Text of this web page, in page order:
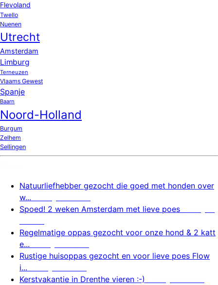
Flevoland
Twello
Nuenen
Utrecht
Amsterdam
Limburg
Terneuzen
Vlaams Gewest
Spanje
Baarn
Noord-Holland
Burgum
Zelhem
Sellingen
Natuurliefhebber gezocht die goed met honden over
w...
Spoed! 2 weken Amsterdam met lieve poes
Regelmatige oppas gezocht voor onze hond & 2 katt
e...
Rustige huisoppas gezocht en voor lieve poes Flow
i...
Kerstvakantie in Drenthe vieren :-)